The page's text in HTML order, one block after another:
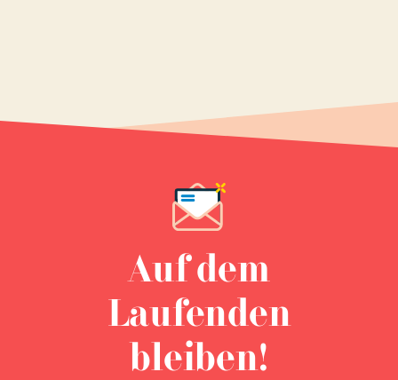
Auf dem
Laufenden
bleiben!